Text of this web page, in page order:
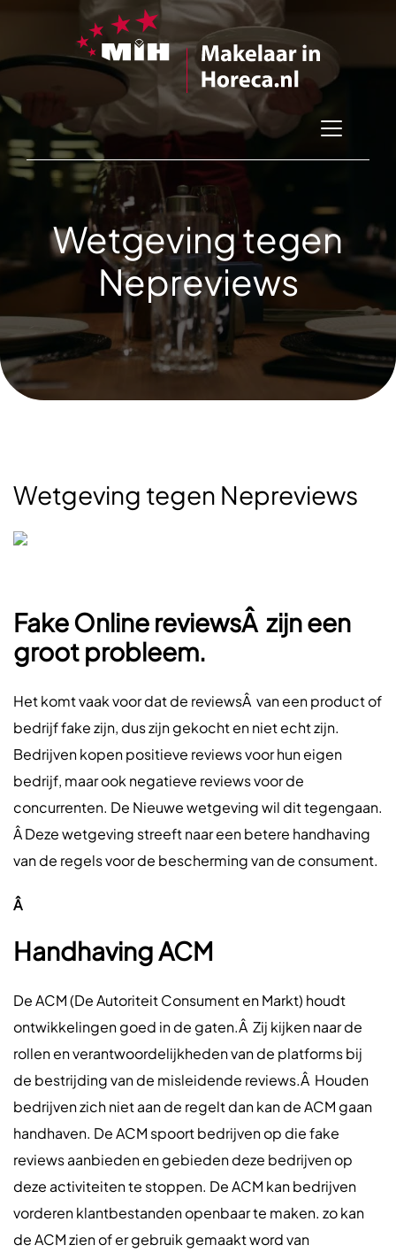
Wetgeving tegen
Nepreviews
Wetgeving tegen Nepreviews
Fake Online reviewsÂ zijn een
groot probleem.
Het komt vaak voor dat de reviewsÂ van een product of
bedrijf fake zijn, dus zijn gekocht en niet echt zijn.
Bedrijven kopen positieve reviews voor hun eigen
bedrijf, maar ook negatieve reviews voor de
concurrenten. De Nieuwe wetgeving wil dit tegengaan.
Â Deze wetgeving streeft naar een betere handhaving
van de regels voor de bescherming van de consument.
Â
Handhaving ACM
De ACM (De Autoriteit Consument en Markt) houdt
ontwikkelingen goed in de gaten.Â Zij kijken naar de
rollen en verantwoordelijkheden van de platforms bij
de bestrijding van de misleidende reviews.Â Houden
bedrijven zich niet aan de regelt dan kan de ACM gaan
handhaven. De ACM spoort bedrijven op die fake
reviews aanbieden en gebieden deze bedrijven op
deze activiteiten te stoppen. De ACM kan bedrijven
vorderen klantbestanden openbaar te maken. zo kan
de ACM zien of er gebruik gemaakt word van